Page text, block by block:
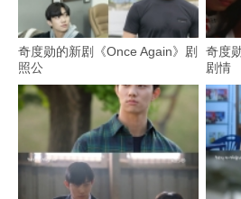
奇度勋的新剧《Once Again》剧
照公
奇度
剧情